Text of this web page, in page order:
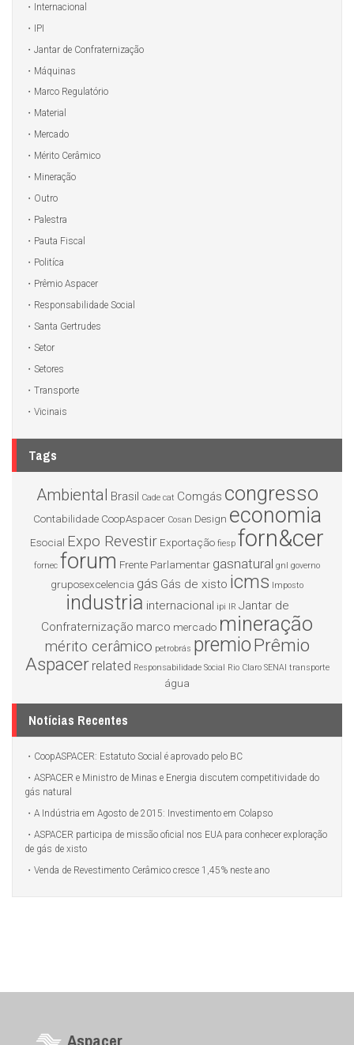
Internacional
IPI
Jantar de Confraternização
Máquinas
Marco Regulatório
Material
Mercado
Mérito Cerâmico
Mineração
Outro
Palestra
Pauta Fiscal
Politíca
Prêmio Aspacer
Responsabilidade Social
Santa Gertrudes
Setor
Setores
Transporte
Vicinais
Tags
Ambiental Brasil Cade cat Comgás congresso
Contabilidade CoopAspacer Cosan Design economia
Esocial Expo Revestir Exportação fiesp forn&cer
fornec forum Frente Parlamentar gasnatural gnl governo
gruposexcelencia gás Gás de xisto icms Imposto
industria internacional ipi IR Jantar de
Confraternização marco mercado mineração
mérito cerâmico petrobrás premioPrêmio
Aspacer related Responsabilidade Social Rio Claro SENAI transporte
água
Notícias Recentes
CoopASPACER: Estatuto Social é aprovado pelo BC
ASPACER e Ministro de Minas e Energia discutem competitividade do
gás natural
A Indústria em Agosto de 2015: Investimento em Colapso
ASPACER participa de missão oficial nos EUA para conhecer exploração
de gás de xisto
Venda de Revestimento Cerâmico cresce 1,45% neste ano